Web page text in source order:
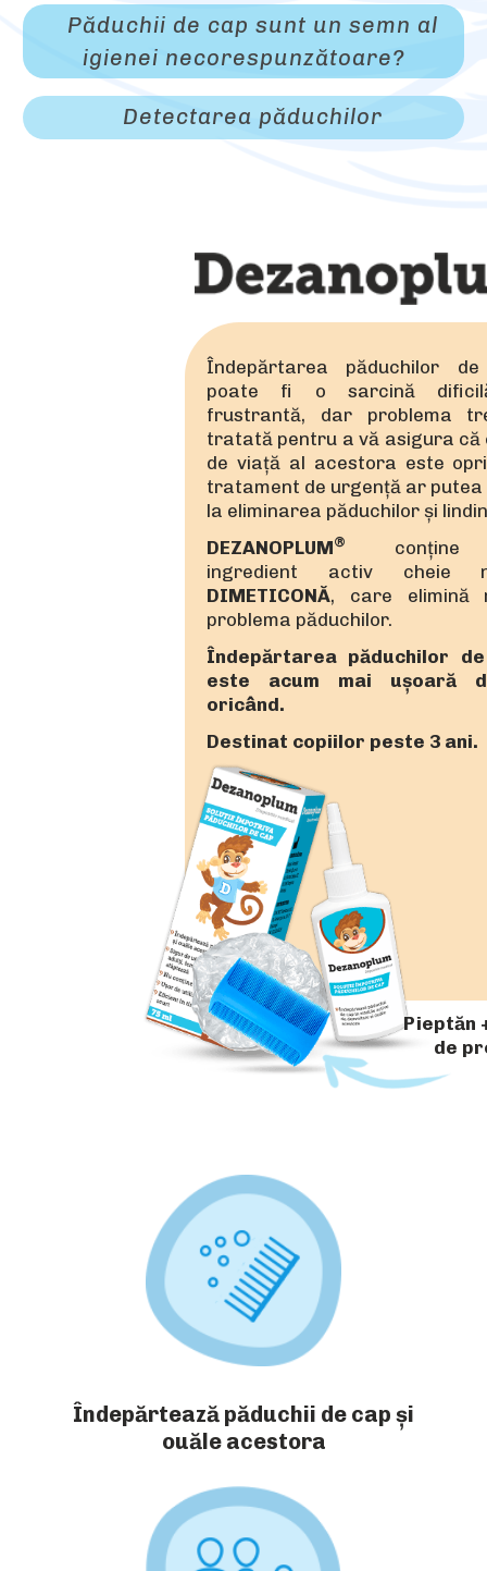
Păduchii de cap sunt un semn al
igienei necorespunzătoare?
Detectarea păduchilor
Îndepărtarea păduchilor
poate fi o sarcină
frustrantă, dar problema
tratată pentru a vă asigura că
de viață al acestora este
tratament de urgență ar putea
la eliminarea păduchilor și
DEZANOPLUM®
conține
ingredient activ cheie
DIMETICONĂ, care elimină
problema păduchilor.
Îndepărtarea păduchilor
este acum mai ușoară
oricând.
Destinat copiilor peste 3 ani.
Pieptăn
de
Îndepărtează păduchii de cap și
ouăle acestora